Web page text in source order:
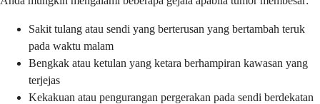
Sakit tulang atau sendi yang berterusan yang bertambah teruk
pada waktu malam
Bengkak atau ketulan yang ketara berhampiran kawasan yang
terjejas
Kekakuan atau pengurangan pergerakan pada sendi berdekatan